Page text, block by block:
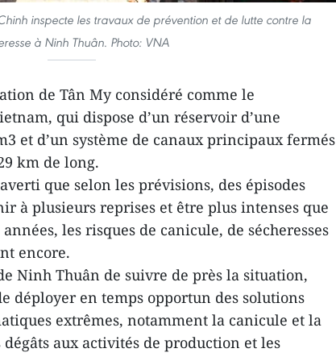
inspecte les travaux de prévention et de lutte contre la
à Ninh Thuân. Photo: VNA
de Tân My considéré comme le
qui dispose d’un réservoir d’une
et d’un système de canaux principaux fermés
km de long.
que selon les prévisions, des épisodes
à plusieurs reprises et être plus intenses que
les risques de canicule, de sécheresses
encore.
Ninh Thuân de suivre de près la situation,
déployer en temps opportun des solutions
extrêmes, notamment la canicule et la
aux activités de production et les